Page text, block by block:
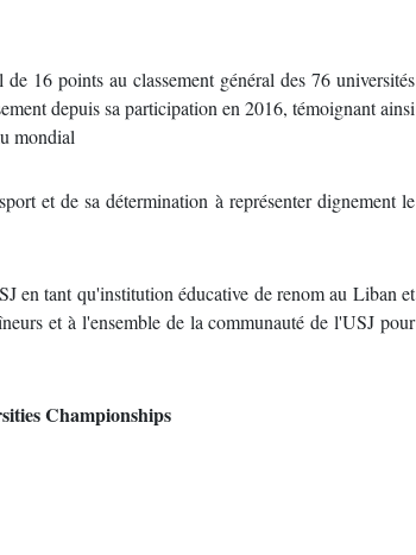
16 points au classement général des 76 universités
depuis sa participation en 2016, témoignant ainsi
mondial
et de sa détermination à représenter dignement le
en tant qu'institution éducative de renom au Liban et
et à l'ensemble de la communauté de l'USJ pour
Championships